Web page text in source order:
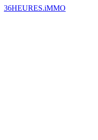
36HEURES.iMMO